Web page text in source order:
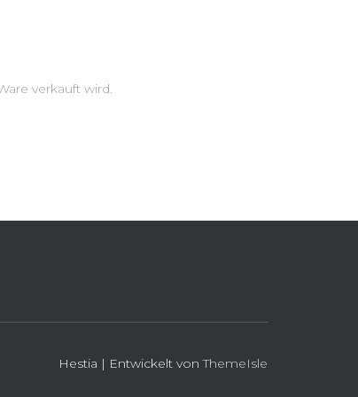
verkauft wird.
Hestia | Entwickelt vonThemeIsle